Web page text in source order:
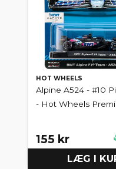
HOT WHEELS
Alpine A524 - #10
- Hot Wheels
155 kr
LÆG I